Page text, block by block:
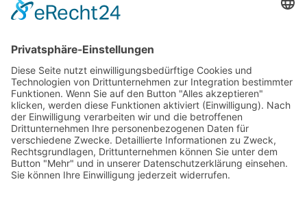
Münchner
Innenstadtwirte e.V.
C/O CITYPARTNER MÜNCHEN
HERZOG-WILHELM-STRASSE 15
D-80331 MÜNCHEN
TEL. +49 (0) 89 122 280 780